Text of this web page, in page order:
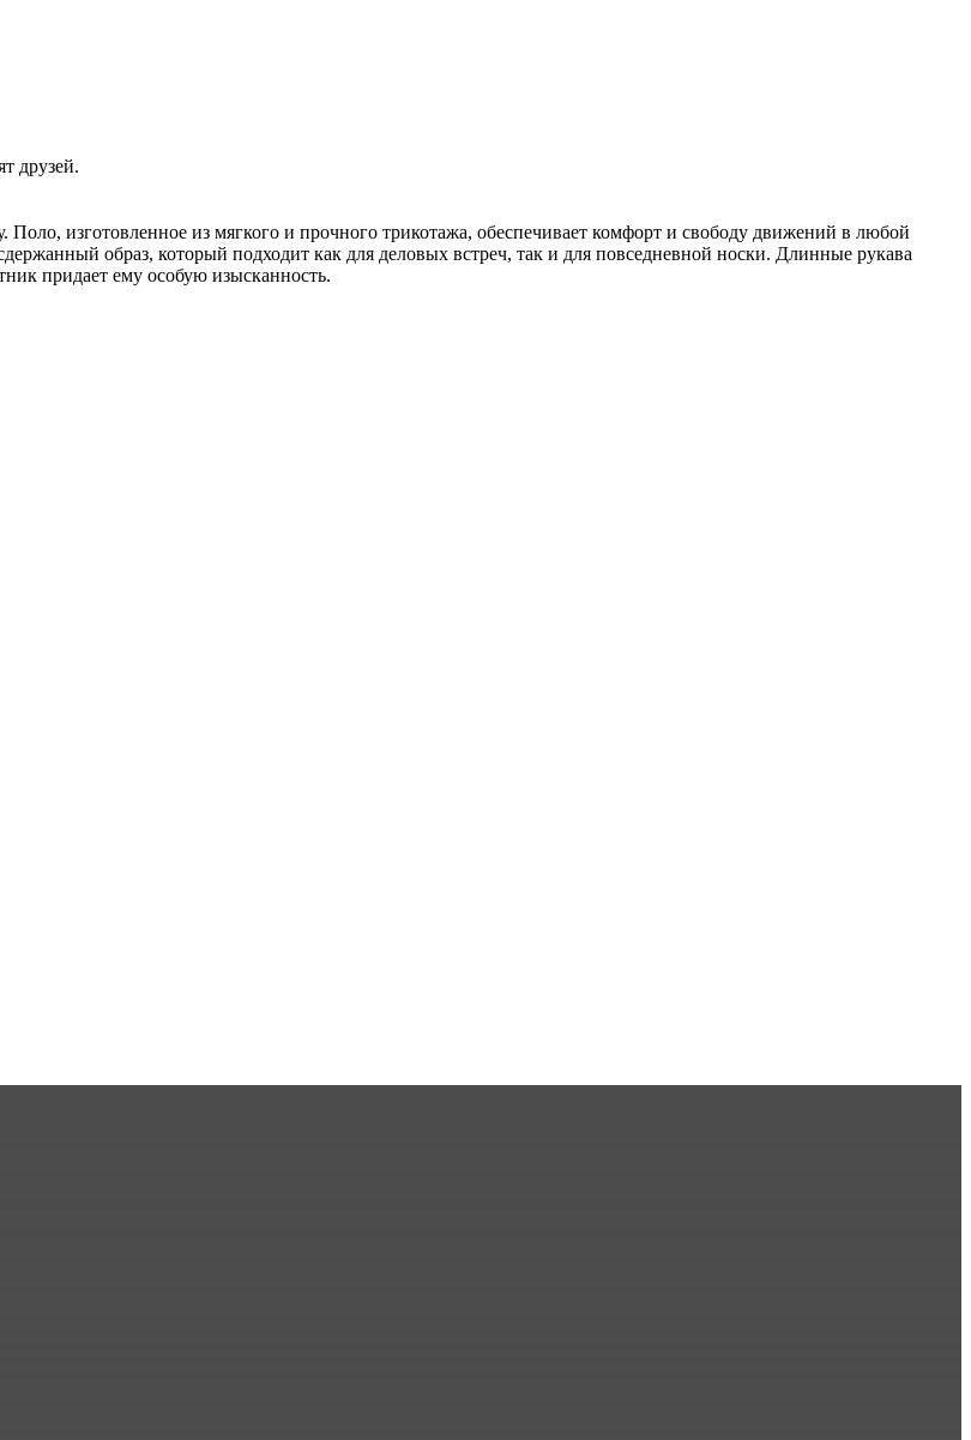
друзей.
изготовленное из мягкого и прочного трикотажа, обеспечивает комфорт и свободу движений в любой
образ, который подходит как для деловых встреч, так и для повседневной носки. Длинные рукава
придает ему особую изысканность.